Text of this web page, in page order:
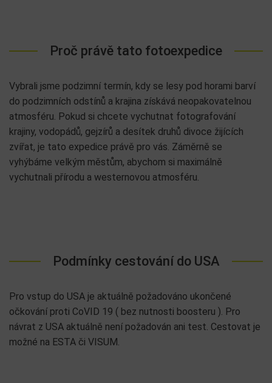
Proč právě tato fotoexpedice
Vybrali jsme podzimní termín, kdy se lesy pod horami barví
do podzimních odstínů a krajina získává neopakovatelnou
atmosféru. Pokud si chcete vychutnat fotografování
krajiny, vodopádů, gejzírů a desítek druhů divoce žijících
zvířat, je tato expedice právě pro vás. Záměrně se
vyhýbáme velkým městům, abychom si maximálně
vychutnali přírodu a westernovou atmosféru.
Podmínky cestování do USA
Pro vstup do USA je aktuálně požadováno ukončené
očkování proti CoVID 19 ( bez nutnosti boosteru ). Pro
návrat z USA aktuálně není požadován ani test. Cestovat je
možné na ESTA či VISUM.